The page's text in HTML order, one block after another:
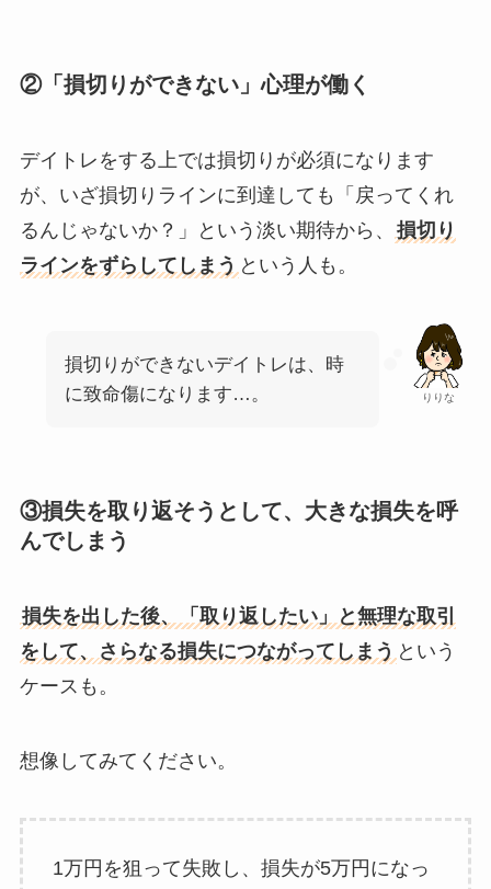
②「損切りができない」心理が働く
デイトレをする上では損切りが必須になります
が、いざ損切りラインに到達しても「戻ってくれ
るんじゃないか？」という淡い期待から、
損切り
ラインをずらしてしまう という人も。
りりな
損切りができないデイトレは、時
に致命傷になります…。
③損失を取り返そうとして、大きな損失を呼
んでしまう
損失を出した後、「取り返したい」と無理な取引
をして、さらなる損失につながってしまう という
ケースも。
想像してみてください。
1万円を狙って失敗し、損失が5万円になっ